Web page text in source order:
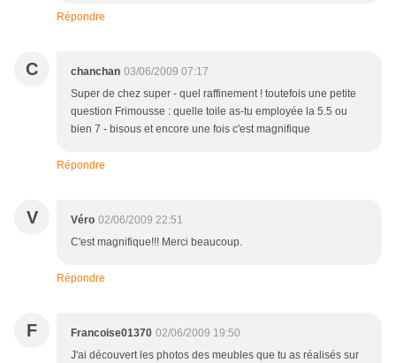
Répondre
C chanchan 03/06/2009 07:17
Super de chez super - quel raffinement ! toutefois une petite
question Frimousse : quelle toile as-tu employée la 5.5 ou
bien 7 - bisous et encore une fois c'est magnifique
Répondre
V Véro 02/06/2009 22:51
C'est magnifique!!! Merci beaucoup.
Répondre
F Francoise01370 02/06/2009 19:50
J'ai découvert les photos des meubles que tu as réalisés sur